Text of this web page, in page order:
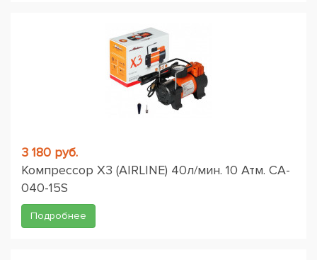
3 180 руб.
Компрессор X3 (AIRLINE) 40л/мин. 10 Атм. CA-
040-15S
Подробнее